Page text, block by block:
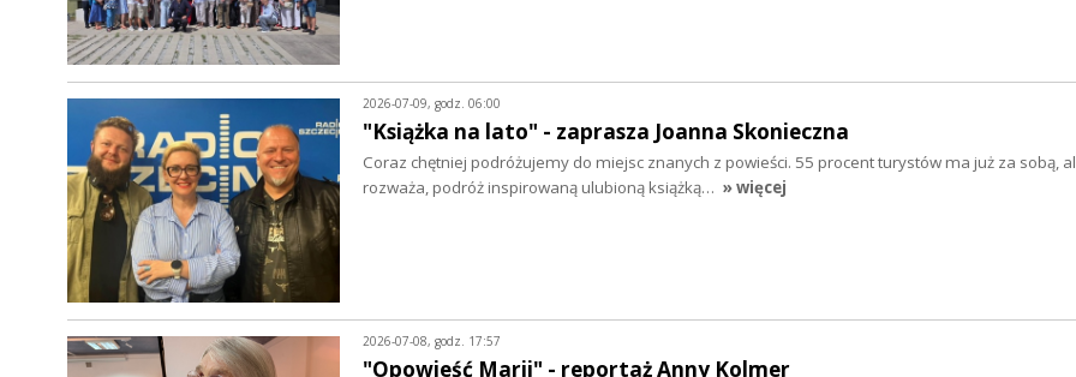
2026-07-09, godz. 06:00
"Książka na lato" - zaprasza Joanna Skonieczna
Coraz chętniej podróżujemy do miejsc znanych z powieści. 55 procent turystów ma już za sobą,
rozważa, podróż inspirowaną ulubioną książką… » więcej
2026-07-08, godz. 17:57
"Opowieść Marii" - reportaż Anny Kolmer